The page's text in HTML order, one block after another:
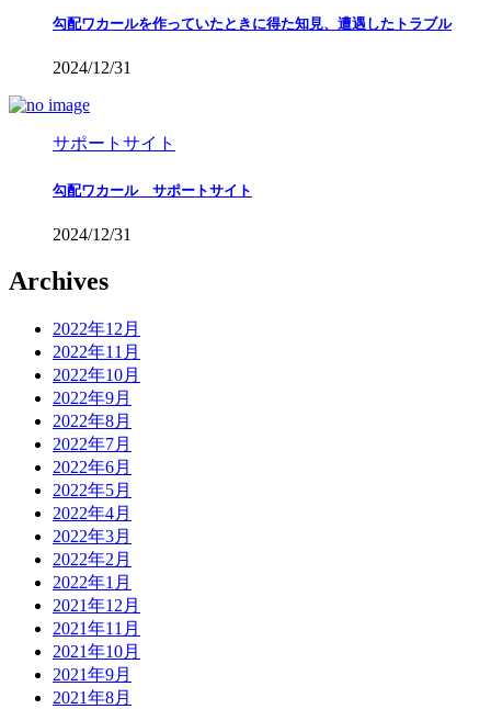
勾配ワカールを作っていたときに得た知見、遭遇したトラブル
2024/12/31
サポートサイト
勾配ワカール サポートサイト
2024/12/31
Archives
2022年12月
2022年11月
2022年10月
2022年9月
2022年8月
2022年7月
2022年6月
2022年5月
2022年4月
2022年3月
2022年2月
2022年1月
2021年12月
2021年11月
2021年10月
2021年9月
2021年8月